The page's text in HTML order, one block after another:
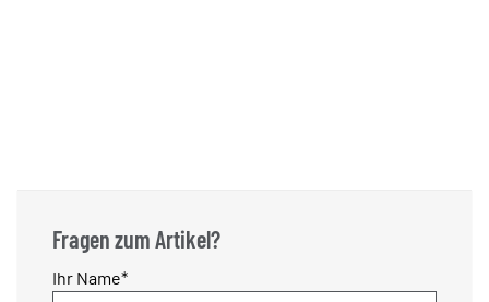
Fragen zum Artikel?
Pflichtfeld
Ihr Name*